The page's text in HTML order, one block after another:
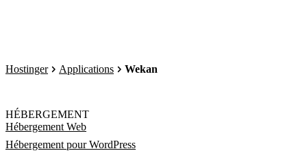
Hostinger Applications Wekan
HÉBERGEMENT
Hébergement Web
Hébergement pour WordPress